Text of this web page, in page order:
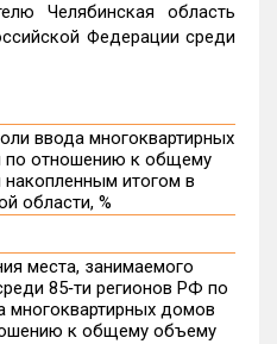
Челябинская область
Федерации среди